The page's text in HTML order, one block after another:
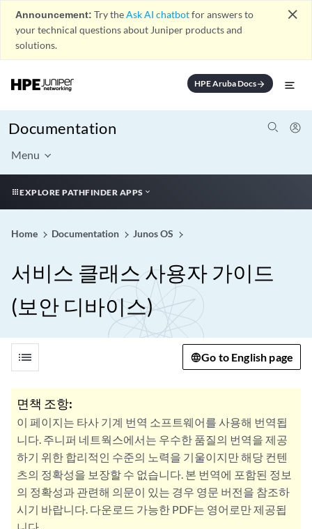
Announcement: Try theAsk AI chatbotfor answers to
your technical questions about Juniper products and
solutions.
close
HPE Aruba Docsarrow_forward
Documentation
Menu
EXPLORE PATHFINDER APPS
Home Documentation Junos OS
서비스 클래스 사용자 가이드
(보안 디바이스)
list Go to English page
면책 조항:
이 페이지는 타사 기계 번역 소프트웨어를 사용해 번역됩
니다. 주니퍼 네트웍스에서는 우수한 품질의 번역을 제공
하기 위한 합리적인 수준의 노력을 기울이지만 해당 컨텐
츠의 정확성을 보장할 수 없습니다. 본 번역에 포함된 정보
의 정확성과 관련해 의문이 있는 경우 영문 버전을 참조하
시기 바랍니다. 다운로드 가능한 PDF는 영어로만 제공됩